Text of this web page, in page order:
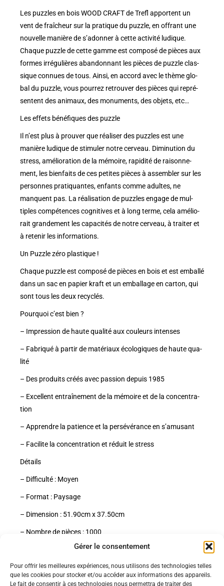
Gérer le consentement
Pour offrir les meilleures expériences, nous utilisons des technologies telles
que les cookies pour stocker et/ou accéder aux informations des appareils.
Le fait de consentir à ces technologies nous permettra de traiter des
Les puzzles en bois WOOD CRAFT de Trefl apportent un
vent de fraî­cheur sur la pra­tique du puzzle, en offrant une
nou­velle manière de s’adon­ner à cette acti­vité ludique.
Chaque puzzle de cette gamme est com­posé de pièces aux
formes irré­gu­lières aban­don­nant les pièces de puzzle clas­
sique connues de tous. Ainsi, en accord avec le thème glo­
bal du puzzle, vous pour­rez retrou­ver des pièces qui repré­
sentent des ani­maux, des monu­ments, des objets, etc…
Les effets béné­fiques des puzzle
Il n’est plus à prou­ver que réa­li­ser des puzzles est une
manière ludique de sti­mu­ler notre cer­veau. Dimi­nu­tion du
stress, amé­lio­ra­tion de la mémoire, rapi­dité de rai­son­ne­
ment, les bien­faits de ces petites pièces à assem­bler sur les
per­sonnes pra­ti­quantes, enfants comme adultes, ne
manquent pas. La réa­li­sa­tion de puzzles engage de mul­
tiples com­pé­tences cog­ni­tives et à long terme, cela amé­lio­
rait gran­de­ment les capa­ci­tés de notre cer­veau, à trai­ter et
à rete­nir les infor­ma­tions.
Un Puzzle zéro plas­tique !
Chaque puzzle est com­posé de pièces en bois et est emballé
dans un sac en papier kraft et un embal­lage en car­ton, qui
sont tous les deux recy­clés.
Pour­quoi c’est bien ?
– Impres­sion de haute qua­lité aux cou­leurs intenses
– Fabri­qué à par­tir de maté­riaux éco­lo­giques de haute qua­
lité
– Des pro­duits créés avec pas­sion depuis 1985
– Excellent entraî­ne­ment de la mémoire et de la concen­tra­
tion
– Apprendre la patience et la per­sé­vé­rance en s’amu­sant
– Faci­lite la concen­tra­tion et réduit le stress
Détails
– Dif­fi­culté : Moyen
– For­mat : Pay­sage
– Dimen­sion : 51.90cm x 37.50cm
– Nombre de pièces : 1000
Nos pages
Politiques